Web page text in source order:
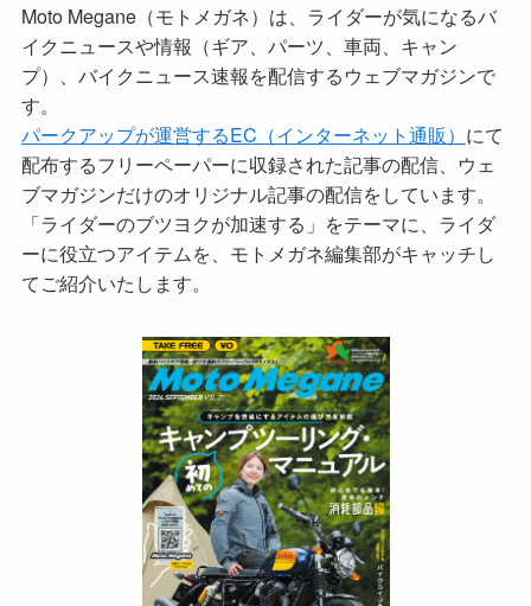
Moto Megane（モトメガネ）は、ライダーが気になるバ
イクニュースや情報（ギア、パーツ、車両、キャン
プ）、バイクニュース速報を配信するウェブマガジンで
す。
パークアップが運営するEC（インターネット通販） にて
配布するフリーペーパーに収録された記事の配信、ウェ
ブマガジンだけのオリジナル記事の配信をしています。
「ライダーのブツヨクが加速する」をテーマに、ライダ
ーに役立つアイテムを、モトメガネ編集部がキャッチし
てご紹介いたします。